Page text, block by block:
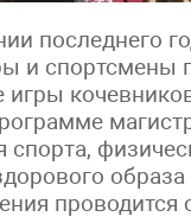
последнего
и спортсмены
спорта,
проводится